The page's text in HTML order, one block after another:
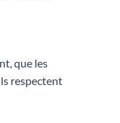
que les
respectent